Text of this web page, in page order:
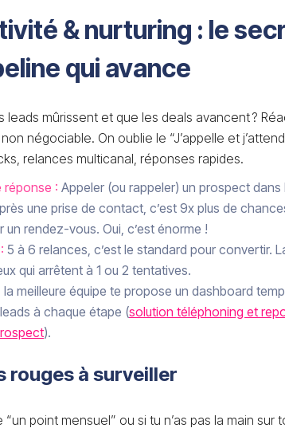
& nurturing : le
qui avance
leads mûrissent et que les deals avancent ?
négociable. On oublie le “J’appelle et
relances multicanal, réponses rapides.
réponse : Appeler (ou rappeler) un prospect dans
une prise de contact, c’est 9x plus de
un rendez-vous. Oui, c’est énorme !
5 à 6 relances, c’est le standard pour convertir.
qui arrêtent à 1 ou 2 tentatives.
la meilleure équipe te propose un dashboard
à chaque étape (solution téléphoning et
).
rouges à surveiller
“un point mensuel” ou si tu n’as pas la main sur